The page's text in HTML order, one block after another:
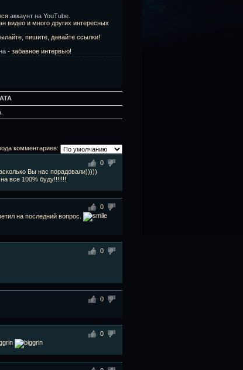
аккаунт на YouTube
видео и много других интересных
пишите, давайте ссылки!
- забавное интервью!
комментариев:
0
Вы нас порадовали)))))
все 100% буду!!!!!!!
0
на последний вопрос.
0
0
0